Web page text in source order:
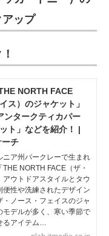
ップ
NORTH FACE
ス）のジャケット」
タークティカパー
ト」などを紹介！ |
ーチ
ア州バークレーで生まれ
NORTH FACE（ザ・
アウトドアスタイルとタウ
性や洗練されたデザイン
ノース・フェイスのジャ
デルが多く、寒い季節で
るアイテム…